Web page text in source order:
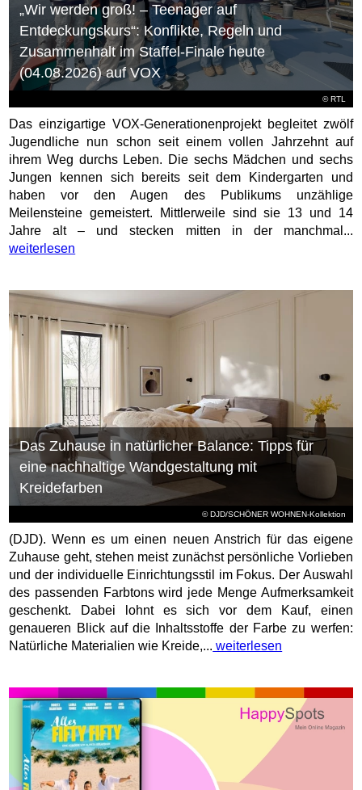
©RTL
„Wir werden groß! – Teenager auf
Entdeckungskurs“: Konflikte, Regeln und
Zusammenhalt im Staffel-Finale heute
(04.08.2026) auf VOX
Das einzigartige VOX-Generationenprojekt begleitet zwölf
Jugendliche nun schon seit einem vollen Jahrzehnt auf
ihrem Weg durchs Leben. Die sechs Mädchen und sechs
Jungen kennen sich bereits seit dem Kindergarten und
haben vor den Augen des Publikums unzählige
Meilensteine gemeistert. Mittlerweile sind sie 13 und 14
Jahre alt – und stecken mitten in der manchmal...
weiterlesen
© DJD/SCHÖNER WOHNEN-Kollektion
Das Zuhause in natürlicher Balance: Tipps für
eine nachhaltige Wandgestaltung mit
Kreidefarben
(DJD). Wenn es um einen neuen Anstrich für das eigene
Zuhause geht, stehen meist zunächst persönliche Vorlieben
und der individuelle Einrichtungsstil im Fokus. Der Auswahl
des passenden Farbtons wird jede Menge Aufmerksamkeit
geschenkt. Dabei lohnt es sich vor dem Kauf, einen
genaueren Blick auf die Inhaltsstoffe der Farbe zu werfen:
Natürliche Materialien wie Kreide,... weiterlesen